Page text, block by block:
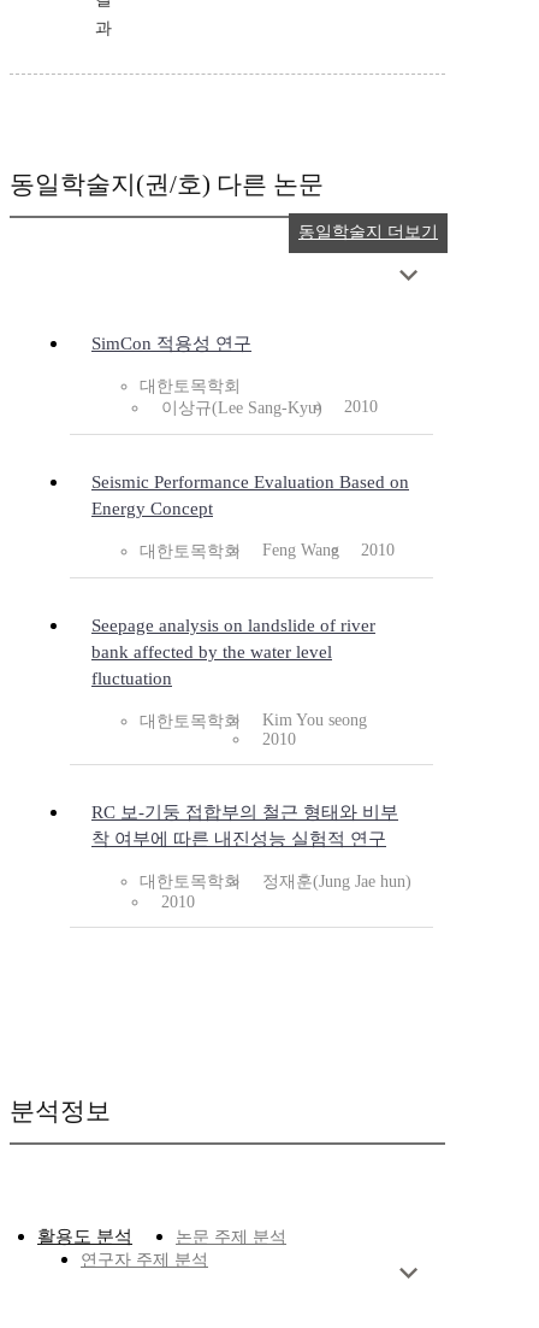
과
동일학술지(권/호) 다른 논문
SimCon 적용성 연구
대한토목학회
이상규(Lee Sang-Kyu)
2010
Seismic Performance Evaluation Based on
Energy Concept
대한토목학회 Feng Wang 2010
Seepage analysis on landslide of river
bank affected by the water level
fluctuation
대한토목학회
Kim You seong
2010
RC 보-기둥 접합부의 철근 형태와 비부
착 여부에 따른 내진성능 실험적 연구
대한토목학회
정재훈(Jung Jae hun)
2010
동일학술지 더보기
분석정보
활용도 분석
논문 주제 분석
연구자 주제 분석